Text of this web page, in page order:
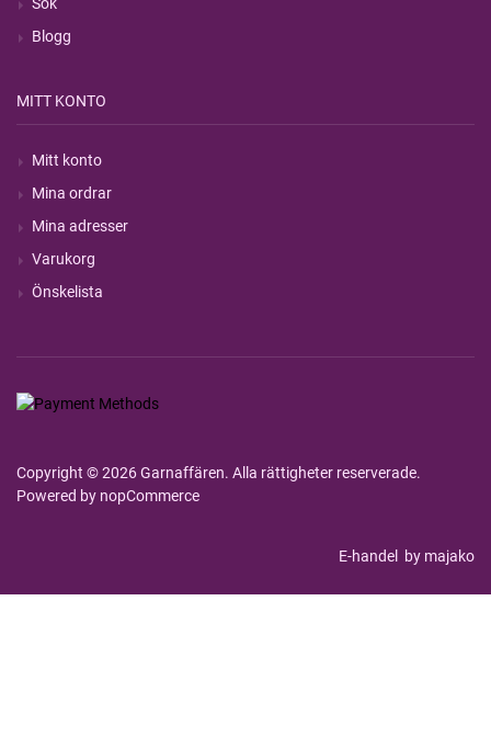
Blogg
MITT KONTO
Mitt konto
Mina ordrar
Mina adresser
Varukorg
Önskelista
Copyright © 2026 Garnaffären. Alla rättigheter reserverade.
Powered by nopCommerce
E-handel by majako